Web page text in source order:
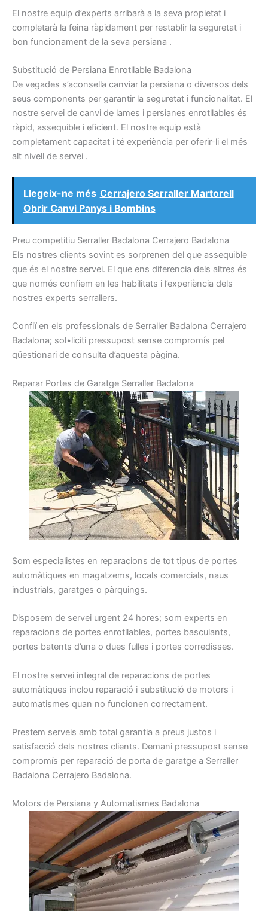
El nostre equip d’experts arribarà a la seva propietat i
completarà la feina ràpidament per restablir la seguretat i
bon funcionament de la seva persiana .
Substitució de Persiana Enrotllable Badalona
De vegades s’aconsella canviar la persiana o diversos dels
seus components per garantir la seguretat i funcionalitat. El
nostre servei de canvi de lames i persianes enrotllables és
ràpid, assequible i eficient. El nostre equip està
completament capacitat i té experiència per oferir-li el més
alt nivell de servei .
Llegeix-ne més Cerrajero Serraller Martorell
Obrir Canvi Panys i Bombins
Preu competitiu Serraller Badalona Cerrajero Badalona
Els nostres clients sovint es sorprenen del que assequible
que és el nostre servei. El que ens diferencia dels altres és
que només confiem en les habilitats i l’experiència dels
nostres experts serrallers.
Confiï en els professionals de Serraller Badalona Cerrajero
Badalona; sol•liciti pressupost sense compromís pel
qüestionari de consulta d’aquesta pàgina.
Reparar Portes de Garatge Serraller Badalona
Som especialistes en reparacions de tot tipus de portes
automàtiques en magatzems, locals comercials, naus
industrials, garatges o pàrquings.
Disposem de servei urgent 24 hores; som experts en
reparacions de portes enrotllables, portes basculants,
portes batents d’una o dues fulles i portes corredisses.
El nostre servei integral de reparacions de portes
automàtiques inclou reparació i substitució de motors i
automatismes quan no funcionen correctament.
Prestem serveis amb total garantia a preus justos i
satisfacció dels nostres clients. Demani pressupost sense
compromís per reparació de porta de garatge a Serraller
Badalona Cerrajero Badalona.
Motors de Persiana y Automatismes Badalona